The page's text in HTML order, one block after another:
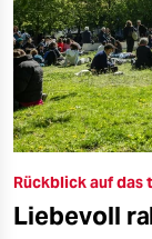
Rückblick auf das
Liebevoll